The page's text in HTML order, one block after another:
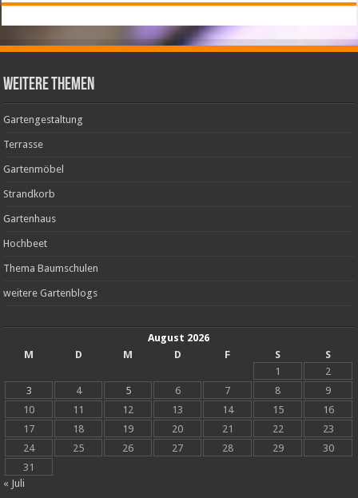
weitere Themen
Gartengestaltung
Terrasse
Gartenmöbel
Strandkorb
Gartenhaus
Hochbeet
Thema Baumschulen
weitere Gartenblogs
August 2026
M
D M D F S
S
1
2
3
4 5 6 7 8
9
10
11 12 13 14 15
16
17
18 19 20 21 22
23
24
25 26 27 28 29
30
31
« Juli